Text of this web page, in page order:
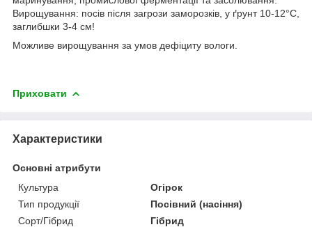
Вирощування: посів після загрози заморозків, у ґрунт 10-12°C,
заглибшки 3-4 см!
Можливе вирощування за умов дефіциту вологи.
Приховати
Характеристики
Основні атрибути
Культура
Огірок
Тип продукції
Посівний (насіння)
Сорт/Гібрид
Гібрид